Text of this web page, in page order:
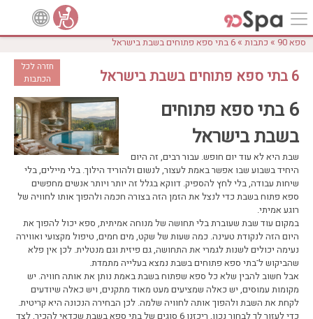
ספא 90 » כתבות » 6 בתי ספא פתוחים בשבת בישראל
6 בתי ספא פתוחים בשבת בישראל
חזרה לכל
הכתבות
6 בתי ספא פתוחים
בשבת בישראל
שבת היא לא עוד יום חופש. עבור רבים, זה היום
היחיד בשבוע שבו אפשר באמת לעצור, לנשום ולהוריד הילוך. בלי מיילים, בלי
שיחות עבודה, בלי לחץ להספיק. דווקא בגלל זה יותר ויותר אנשים מחפשים
ספא פתוח בשבת כדי לנצל את הזמן הזה בצורה חכמה ולהפוך אותו לחוויה של
רוגע אמיתי.
במקום עוד שבת שעוברת בלי תחושה של מנוחה אמיתית, ספא יכול להפוך את
היום הזה לנקודת טעינה. כמה שעות של שקט, מים חמים, טיפול מקצועי ואווירה
נעימה יכולים לשנות לגמרי את התחושה, גם פיזית וגם מנטלית. לכן אין פלא
שהביקוש ל־בתי ספא פתוחים בשבת נמצא בעלייה מתמדת.
אבל חשוב להבין שלא כל ספא שפתוח בשבת באמת נותן את אותה חוויה. יש
מקומות עמוסים, יש כאלה שמציעים מעט מאוד מתקנים, ויש כאלה שיודעים
לקחת את השבת ולהפוך אותה לחוויה שלמה. לכן הבחירה הנכונה היא קריטית.
כדי לעזור לך לבחור נכון, ריכזנו 6 סוגים של בתי ספא בשבת שכדאי להכיר, לצד